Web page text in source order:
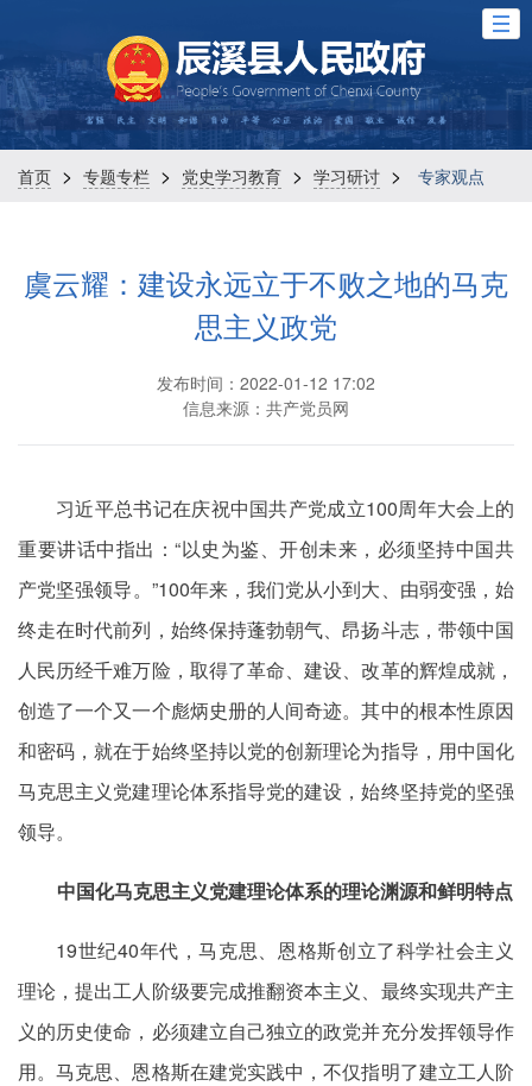
首页 > 专题专栏 > 党史学习教育 > 学习研讨 > 专家观点
虞云耀：建设永远立于不败之地的马克
思主义政党
发布时间：2022-01-12 17:02
信息来源：共产党员网
习近平总书记在庆祝中国共产党成立100周年大会上的
重要讲话中指出：“以史为鉴、开创未来，必须坚持中国共
产党坚强领导。”100年来，我们党从小到大、由弱变强，始
终走在时代前列，始终保持蓬勃朝气、昂扬斗志，带领中国
人民历经千难万险，取得了革命、建设、改革的辉煌成就，
创造了一个又一个彪炳史册的人间奇迹。其中的根本性原因
和密码，就在于始终坚持以党的创新理论为指导，用中国化
马克思主义党建理论体系指导党的建设，始终坚持党的坚强
领导。
中国化马克思主义党建理论体系的理论渊源和鲜明特点
19世纪40年代，马克思、恩格斯创立了科学社会主义
理论，提出工人阶级要完成推翻资本主义、最终实现共产主
义的历史使命，必须建立自己独立的政党并充分发挥领导作
用。马克思、恩格斯在建党实践中，不仅指明了建立工人阶